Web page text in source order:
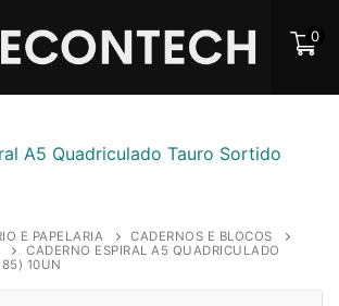
0
E PAPELARIA
CADERNOS E BLOCOS
CADERNO ESPIRAL A5 QUADRICULADO
10UN